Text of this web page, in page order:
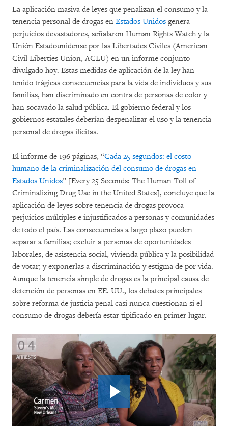
La aplicación masiva de leyes que penalizan el consumo y la
tenencia personal de drogas en Estados Unidos genera
perjuicios devastadores, señalaron Human Rights Watch y la
Unión Estadounidense por las Libertades Civiles (American
Civil Liberties Union, ACLU) en un informe conjunto
divulgado hoy. Estas medidas de aplicación de la ley han
tenido trágicas consecuencias para la vida de individuos y sus
familias, han discriminado en contra de personas de color y
han socavado la salud pública. El gobierno federal y los
gobiernos estatales deberían despenalizar el uso y la tenencia
personal de drogas ilícitas.
El informe de 196 páginas, “Cada 25 segundos: el costo
humano de la criminalización del consumo de drogas en
Estados Unidos” [Every 25 Seconds: The Human Toll of
Criminalizing Drug Use in the United States], concluye que la
aplicación de leyes sobre tenencia de drogas provoca
perjuicios múltiples e injustificados a personas y comunidades
de todo el país. Las consecuencias a largo plazo pueden
separar a familias; excluir a personas de oportunidades
laborales, de asistencia social, vivienda pública y la posibilidad
de votar; y exponerlas a discriminación y estigma de por vida.
Aunque la tenencia simple de drogas es la principal causa de
detención de personas en EE. UU., los debates principales
sobre reforma de justicia penal casi nunca cuestionan si el
consumo de drogas debería estar tipificado en primer lugar.